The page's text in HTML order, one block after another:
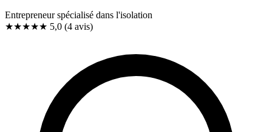
Entrepreneur spécialisé dans l'isolation
★★★★★ 5,0 (4 avis)